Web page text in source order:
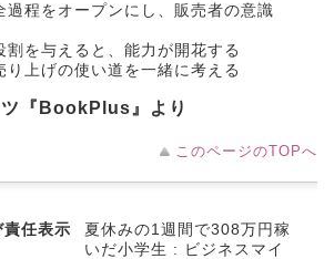
程をオープンにし、販売者の意識
を与えると、能力が開花する
上げの使い道を一緒に考える
ツ『BookPlus』より
このページのTOPへ
任表示
夏休みの1週間で308万円稼
いだ小学生 : ビジネスマイ